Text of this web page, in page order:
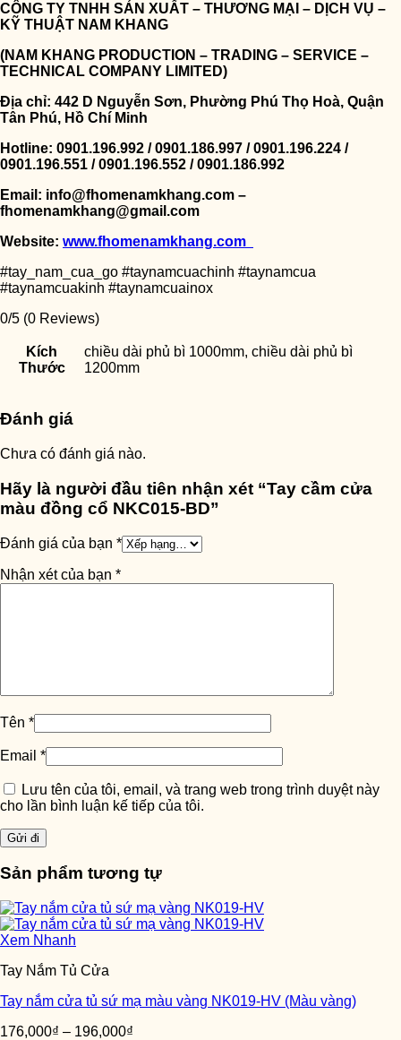
CÔNG TY TNHH SẢN XUẤT – THƯƠNG MẠI – DỊCH VỤ –
KỸ THUẬT NAM KHANG
(NAM KHANG PRODUCTION – TRADING – SERVICE –
TECHNICAL COMPANY LIMITED)
Địa chỉ: 442 D Nguyễn Sơn, Phường Phú Thọ Hoà, Quận
Tân Phú, Hồ Chí Minh
Hotline: 0901.196.992 / 0901.186.997 / 0901.196.224 /
0901.196.551 / 0901.196.552 / 0901.186.992
Email: info@fhomenamkhang.com –
fhomenamkhang@gmail.com
Website: www.fhomenamkhang.com
#tay_nam_cua_go #taynamcuachinh #taynamcua
#taynamcuakinh #taynamcuainox
0/5 (0 Reviews)
Kích
Thước
chiều dài phủ bì 1000mm, chiều dài phủ bì
1200mm
Đánh giá
Chưa có đánh giá nào.
Hãy là người đầu tiên nhận xét “Tay cầm cửa
màu đồng cổ NKC015-BD”
Đánh giá của bạn *
Nhận xét của bạn *
Tên *
Email *
Lưu tên của tôi, email, và trang web trong trình duyệt này
cho lần bình luận kế tiếp của tôi.
Sản phẩm tương tự
Xem Nhanh
Tay Nắm Tủ Cửa
Tay nắm cửa tủ sứ mạ màu vàng NK019-HV (Màu vàng)
176,000₫ – 196,000₫